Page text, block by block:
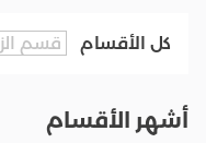
كل الأقسام
أشهر الأقسام